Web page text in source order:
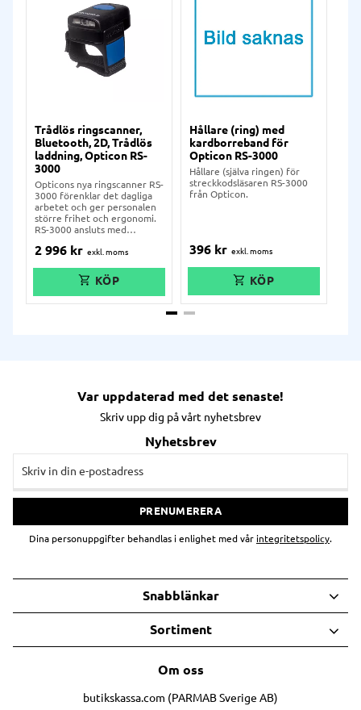
Trådlös ringscanner,
Bluetooth, 2D, Trådlös
laddning, Opticon RS-
3000
Opticons nya ringscanner RS-
3000 förenklar det dagliga
arbetet och ger personalen
större frihet och ergonomi.
RS-3000 ansluts med
(Windows, iOS eller Android)
koder, inklusive QR-koder
och DataMatrix. Scannern
kan även laddas med wireless
2 996 kr
Hållare (ring) med
kardborreband för
Opticon RS-3000
Hållare (själva ringen) för
streckkodsläsaren RS-3000
från Opticon.
396 kr
Var uppdaterad med det senaste!
Skriv upp dig på vårt nyhetsbrev
Nyhetsbrev
PRENUMERERA
Dina personuppgifter behandlas i enlighet med vår integritetspolicy.
Om oss
butikskassa.com (PARMAB Sverige AB)
Snabblänkar
Sortiment